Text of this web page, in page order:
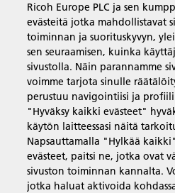
Ricoh Europe PLC ja sen
evästeitä jotka mahdollistavat
toiminnan ja suorituskyvyn,
sen seuraamisen, kuinka
sivustolla. Näin parannamme
voimme tarjota sinulle
perustuu navigointiisi ja
"Hyväksy kaikki evästeet"
käytön laitteessasi näitä
Napsauttamalla "Hylkää
evästeet, paitsi ne, jotka ovat
sivuston toiminnan kannalta.
jotka haluat aktivoida